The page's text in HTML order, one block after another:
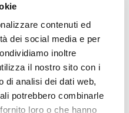
contenuti ed
dei social media e per
inoltre
il nostro sito con i
di analisi dei dati web,
potrebbero combinarle
loro o che hanno
vantaggi e opportunità